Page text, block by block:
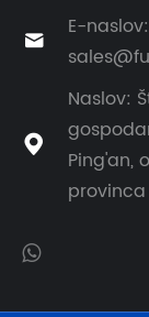

E-naslov:

Naslov:
Ping'an,